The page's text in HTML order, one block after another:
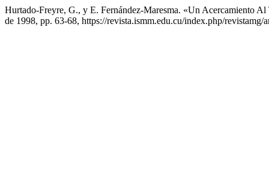
Hurtado-Freyre, G., y E. Fernández-Maresma. «Un Acercamiento
de 1998, pp. 63-68, https://revista.ismm.edu.cu/index.php/revistamg/